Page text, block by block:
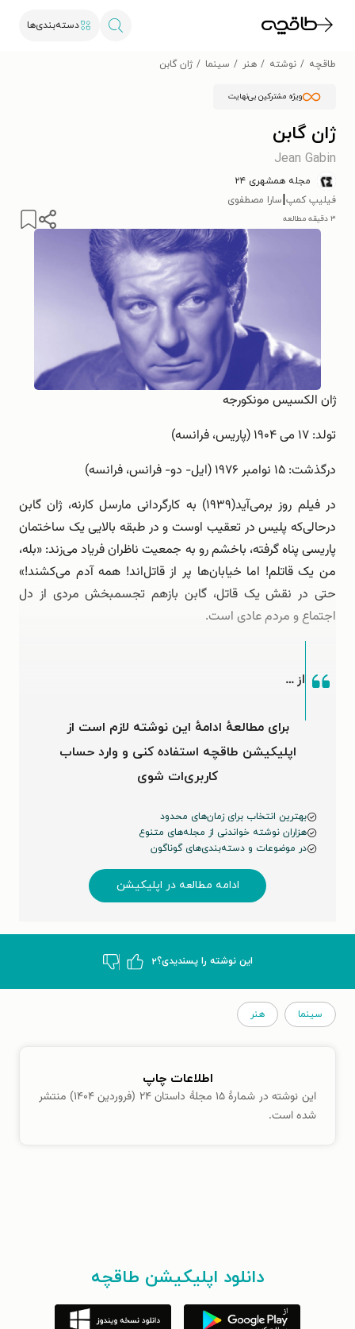
دسته‌بندی‌ها
طاقچه نوشته هنر سینما ژان‌ گابن
ویژه مشترکین بی‌نهایت
ژان‌ گابن
Jean Gabin
مجله همشهری ۲۴
فیلیپ کمپ سارا مصطفوی
۳ دقیقه مطالعه
ژان الکسیس مونکورجه
تولد: ۱۷ می ۱۹۰۴ (پاریس، فرانسه)
درگذشت: ۱۵ نوامبر ۱۹۷۶ (ایل- دو- فرانس، فرانسه)
در فیلم ‌روز برمی‌آید‌(۱۹۳۹) به کارگردانی مارسل کارنه، ژان گابن
درحالی‌که پلیس در تعقیب اوست و در طبقه بالایی یک ساختمان
پاریسی پناه گرفته، باخشم رو به جمعیت ناظران فریاد می‌زند: «بله،
من یک قاتلم! اما خیابان‌ها پر از قاتل‌اند! همه آدم می‌کشند!»
حتی در نقش یک قاتل، گابن بازهم تجسم‏بخش مردی از دل
اجتماع و مردم عادی است.
از …
برای مطالعهٔ ادامهٔ این نوشته لازم است از
اپلیکیشن طاقچه استفاده کنی و وارد حساب
کاربری‌ات شوی
بهترین انتخاب برای زمان‌های محدود
هزاران نوشته خواندنی از مجله‌های متنوع
در موضوعات و دسته‌بندی‌های گوناگون
ادامه مطالعه در اپلیکیشن
این نوشته‌ را پسندیدی؟۲
سینما هنر
اطلاعات چاپ
این نوشته در شمارهٔ ۱۵ مجلهٔ داستان ۲۴ (فروردین ۱۴۰۴) منتشر
شده است.
دانلود اپلیکیشن طاقچه